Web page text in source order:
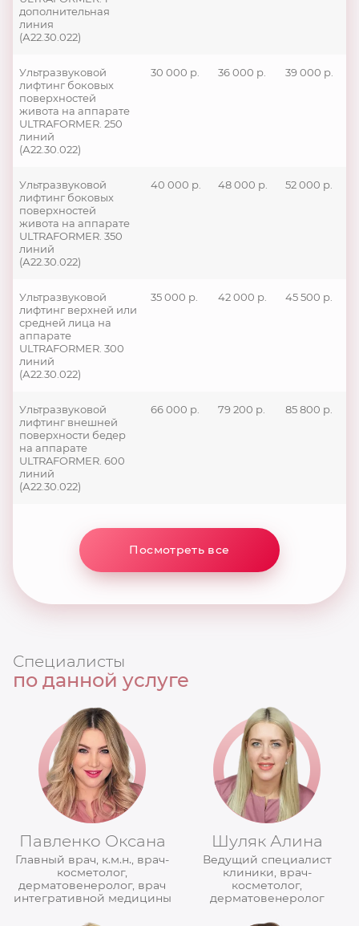
дополнительная
линия
(А22.30.022)
Ультразвуковой
лифтинг боковых
поверхностей
живота на аппарате
ULTRAFORMER. 250
линий
(А22.30.022)
30 000 р. 36 000 р. 39 000 р.
Ультразвуковой
лифтинг боковых
поверхностей
живота на аппарате
ULTRAFORMER. 350
линий
(А22.30.022)
40 000 р. 48 000 р. 52 000 р.
Ультразвуковой
лифтинг верхней или
средней лица на
аппарате
ULTRAFORMER. 300
линий
(А22.30.022)
35 000 р. 42 000 р. 45 500 р.
Ультразвуковой
лифтинг внешней
поверхности бедер
на аппарате
ULTRAFORMER. 600
линий
(А22.30.022)
66 000 р. 79 200 р. 85 800 р.
Посмотреть все
Специалисты
по данной услуге
Павленко Оксана
Главный врач, к.м.н., врач-
косметолог,
дерматовенеролог, врач
интегративной медицины
Шуляк Алина
Ведущий специалист
клиники, врач-
косметолог,
дерматовенеролог